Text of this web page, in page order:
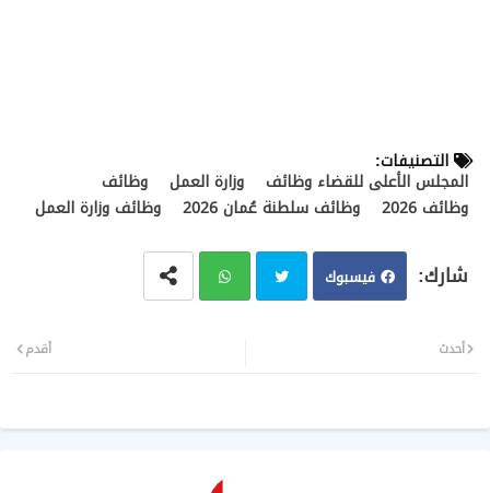
التصنيفات:
المجلس الأعلى للقضاء وظائف وزارة العمل
وظائف
وظائف 2026
وظائف سلطنة عُمان 2026 وظائف وزارة العمل
فيسبوك
ب
أحدث أقدم